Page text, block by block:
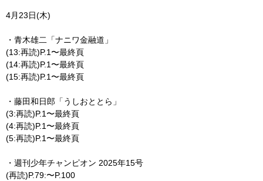
4月23日(木)
・青木雄二「ナニワ金融道」
(13:再読)P.1〜最終頁
(14:再読)P.1〜最終頁
(15:再読)P.1〜最終頁
・藤田和日郎「うしおととら」
(3:再読)P.1〜最終頁
(4:再読)P.1〜最終頁
(5:再読)P.1〜最終頁
・週刊少年チャンピオン 2025年15号
(再読)P.79:〜P.100